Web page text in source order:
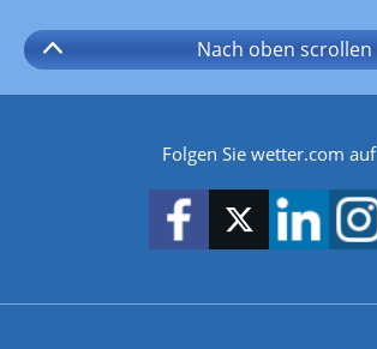
Nach oben scrollen
Folgen Sie wetter.com auf